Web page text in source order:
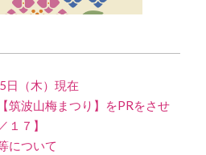
日（木）現在
筑波山梅まつり】をPRをさせ
１７】
について